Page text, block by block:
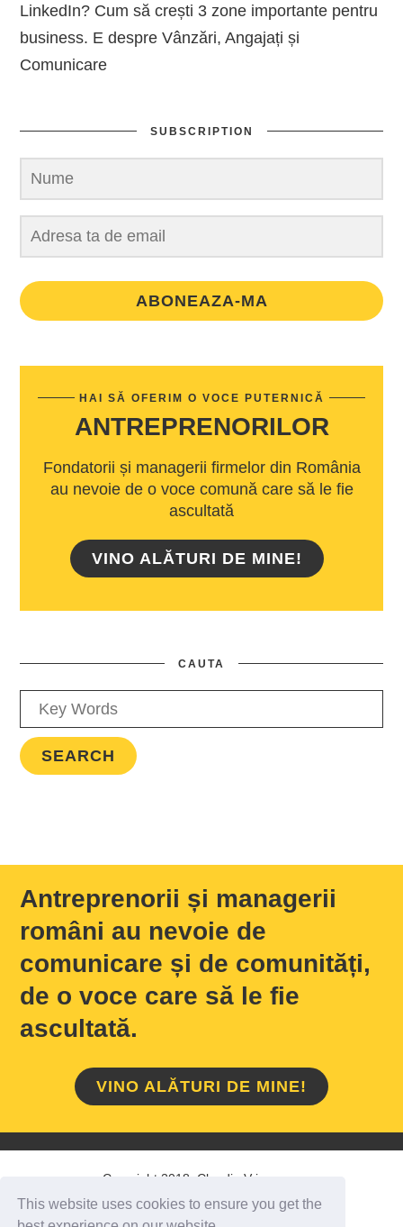
This website uses cookies to ensure you get the
LinkedIn? Cum să crești 3 zone importante pentru
business. E despre Vânzări, Angajați și
Comunicare
SUBSCRIPTION
ABONEAZA-MA
HAI SĂ OFERIM O VOCE PUTERNICĂ
ANTREPRENORILOR
Fondatorii și managerii firmelor din România
au nevoie de o voce comună care să le fie
ascultată
VINO ALĂTURI DE MINE!
CAUTA
Antreprenorii și managerii
români au nevoie de
comunicare și de comunități,
de o voce care să le fie
ascultată.
VINO ALĂTURI DE MINE!
Copyright 2018 Claudiu Vrinceanu
HOME / DESPRE MINE CONTACT